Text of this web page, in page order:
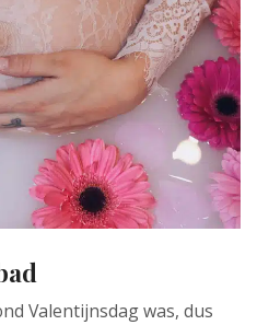
Valentijnsdag was, dus